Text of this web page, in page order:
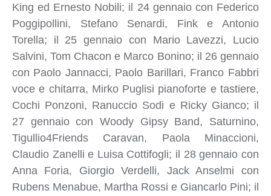
King ed Ernesto Nobili; il 24 gennaio con Federico
Poggipollini, Stefano Senardi, Fink e Antonio
Torella; il 25 gennaio con Mario Lavezzi, Lucio
Salvini, Tom Chacon e Marco Bonino; il 26 gennaio
con Paolo Jannacci, Paolo Barillari, Franco Fabbri
voce e chitarra, Mirko Puglisi pianoforte e tastiere,
Cochi Ponzoni, Ranuccio Sodi e Ricky Gianco; il
27 gennaio con Woody Gipsy Band, Saturnino,
Tigullio4Friends Caravan, Paola Minaccioni,
Claudio Zanelli e Luisa Cottifogli; il 28 gennaio con
Anna Foria, Giorgio Verdelli, Jack Anselmi con
Rubens Menabue, Martha Rossi e Giancarlo Pini; il